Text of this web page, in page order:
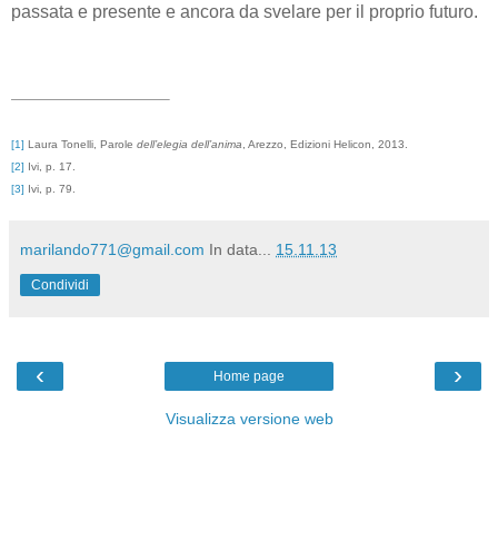
passata e presente e ancora da svelare per il proprio futuro.
[1] Laura Tonelli, Parole dell’elegia dell’anima , Arezzo, Edizioni Helicon, 2013.
[2] Ivi, p. 17.
[3] Ivi, p. 79.
marilando771@gmail.com In data... 15.11.13
Condividi
‹ ›
Home page
Visualizza versione web